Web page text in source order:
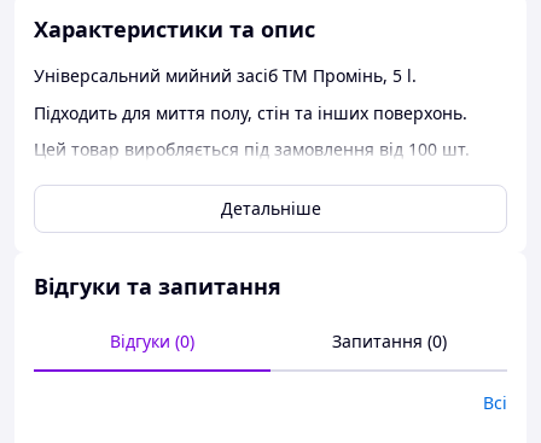
Характеристики та опис
Універсальний мийний засіб ТМ Промінь, 5 l.
Підходить для миття полу, стін та інших поверхонь.
Цей товар виробляється під замовлення від 100 шт.
Детальніше
Відгуки та запитання
Відгуки (0) Запитання (0)
Всі